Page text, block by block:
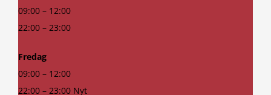
09:00 – 12:00
22:00 – 23:00
Fredag
09:00 – 12:00
22:00 – 23:00 Nyt